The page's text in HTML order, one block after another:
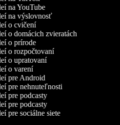
na YouTube
na výslovnosť
o cvičení
o domácich zvieratách
o prírode
o rozpočtovaní
o upratovaní
o varení
pre Android
pre nehnuteľnosti
pre podcasty
pre podcasty
pre sociálne siete